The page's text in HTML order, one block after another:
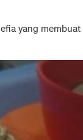
yang membuat